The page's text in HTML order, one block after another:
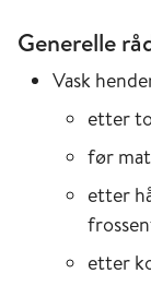
Generelle
Vask
etter
før
etter
etter